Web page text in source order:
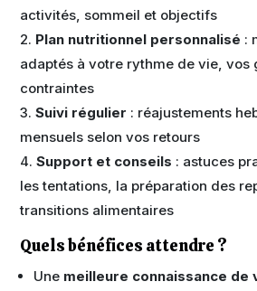
activités, sommeil et objectifs
Plan nutritionnel personnalisé :
adaptés à votre rythme de vie, vos
contraintes
Suivi régulier : réajustements
mensuels selon vos retours
Support et conseils : astuces
les tentations, la préparation des
transitions alimentaires
Quels bénéfices attendre ?
Une meilleure connaissance de